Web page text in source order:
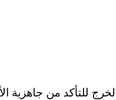
للتأكد من جاهزية